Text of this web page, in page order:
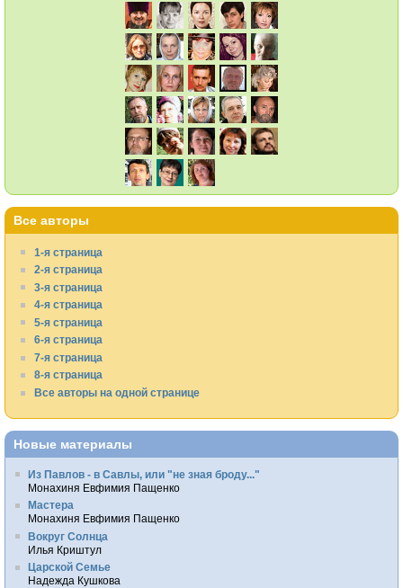
Все авторы
1-я страница
2-я страница
3-я страница
4-я страница
5-я страница
6-я страница
7-я страница
8-я страница
Все авторы на одной странице
Новые материалы
Из Павлов - в Савлы, или "не зная броду..."
Монахиня Евфимия Пащенко
Мастера
Монахиня Евфимия Пащенко
Вокруг Солнца
Илья Криштул
Царской Семье
Надежда Кушкова